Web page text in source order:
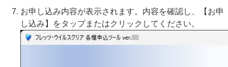
お申し込み内容が表示されます。内容を確認し、【お申
し込み】をタップまたはクリックしてください。